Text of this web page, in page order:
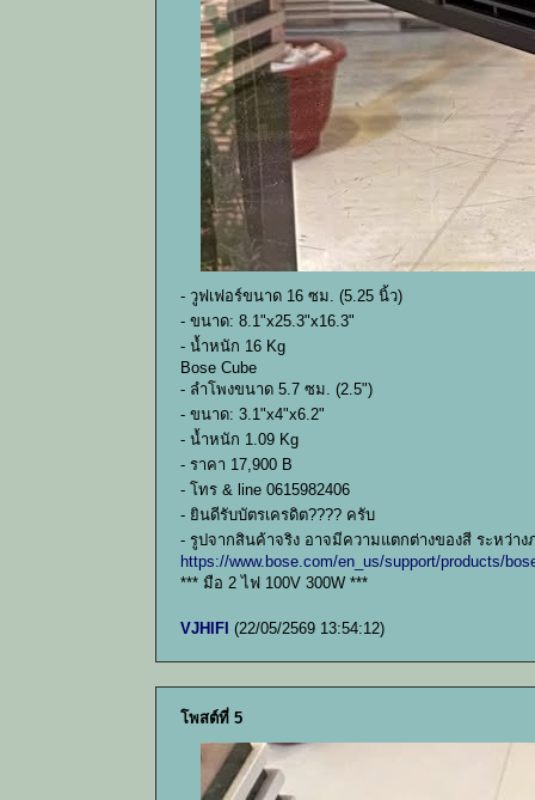
- วูฟเฟอร์ขนาด 16 ซม. (5.25 นิ้ว)
- ขนาด: 8.1"x25.3"x16.3"
- น้ำหนัก 16 Kg
Bose Cube
- ลำโพงขนาด 5.7 ซม. (2.5")
- ขนาด: 3.1"x4"x6.2"
- น้ำหนัก 1.09 Kg
- ราคา 17,900 B
- โทร & line 0615982406
- ยินดีรับบัตรเครดิต???? ครับ
- รูปจากสินค้าจริง อาจมีความแตกต่างของสี ระหว่า
https://www.bose.com/en_us/support/products/
*** มือ 2 ไฟ 100V 300W ***
VJHIFI (22/05/2569 13:54:12)
โพสต์ที่ 5